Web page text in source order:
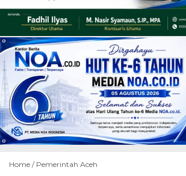
Home / Pemerintah Aceh